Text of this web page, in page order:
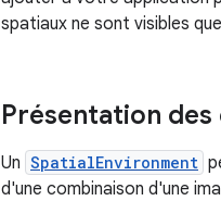
spatiaux ne sont visibles
Présentation
Un SpatialEnvironment
d'une combinaison d'une